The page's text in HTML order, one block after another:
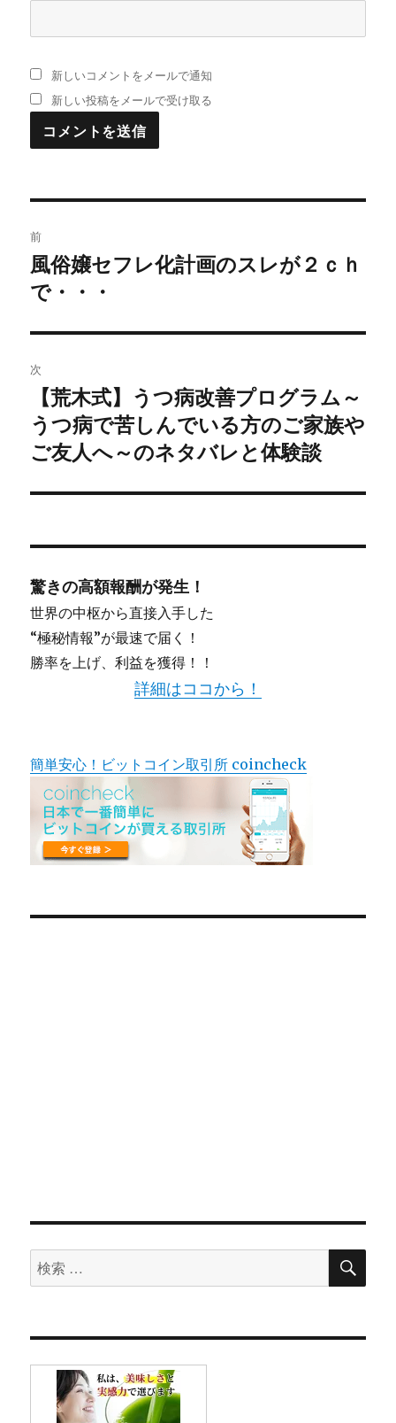
新しいコメントをメールで通知
新しい投稿をメールで受け取る
稿
ナ
ビ
ゲ
ー
シ
前
過
去
投
稿:
風俗嬢セフレ化計画のスレが２ｃｈ
で・・・
次
の
投
【荒木式】うつ病改善プログラム～
うつ病で苦しんでいる方のご家族や
ご友人へ～のネタバレと体験談
驚きの高額報酬が発生！
世界の中枢から直接入手した
“極秘情報”が最速で届く！
勝率を上げ、利益を獲得！！
詳細はココから！
簡単安心！ビットコイン取引所 coincheck
検
索
象:
検